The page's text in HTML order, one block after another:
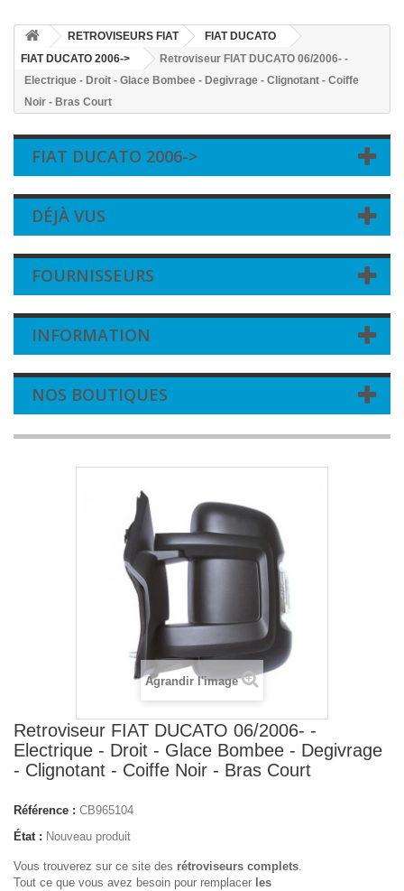
RETROVISEURS FIAT
FIAT DUCATO
FIAT DUCATO 2006->
Retroviseur FIAT DUCATO 06/2006- -
Electrique - Droit - Glace Bombee - Degivrage - Clignotant - Coiffe
Noir - Bras Court
FIAT DUCATO 2006->
DÉJÀ VUS
FOURNISSEURS
INFORMATION
NOS BOUTIQUES
Agrandir l'image
Retroviseur FIAT DUCATO 06/2006- -
Electrique - Droit - Glace Bombee - Degivrage
- Clignotant - Coiffe Noir - Bras Court
Référence : CB965104
État : Nouveau produit
Vous trouverez sur ce site des rétroviseurs complets.
Tout ce que vous avez besoin pour remplacer les